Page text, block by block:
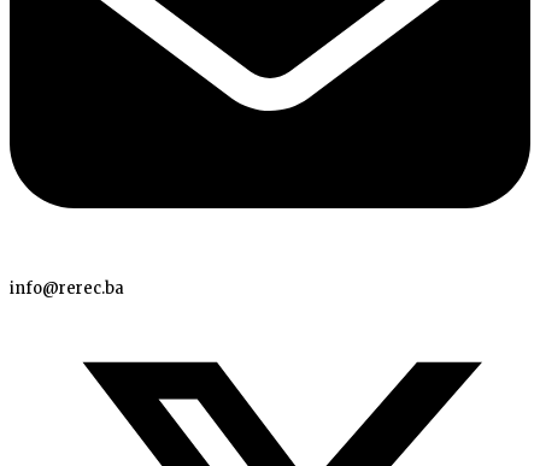
info@rerec.ba